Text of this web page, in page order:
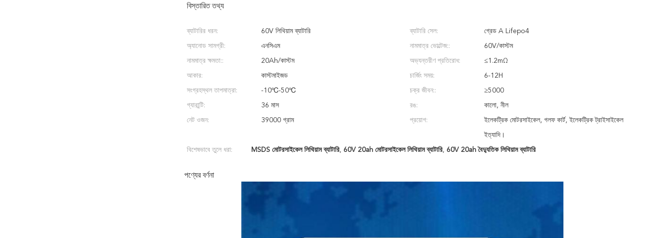
বিস্তারিত তথ্য
ব্যাটারির ধরন: 60V লিথিয়াম ব্যাটারি ব্যাটারি সেল: গ্রেড A Lifepo4
অ্যানোড সামগ্রী: এনসিএম নামমাত্র ভোল্টেজ:: 60V/কাস্টম
নামমাত্র ক্ষমতা:: 20Ah/কাস্টম অভ্যন্তরীণ প্রতিরোধ: ≤1.2mΩ
আকার: কাস্টমাইজড চার্জিং সময়: 6-12H
সংগ্রহস্থল তাপমাত্রা: -10℃-50℃ চক্র জীবন:: ≥5000
গ্যারান্টি: 36 মাস রঙ: কালো, নীল
নেট ওজন: 39000 গ্রাম প্রয়োগ: ইলেকট্রিক মোটরসাইকেল, গলফ কার্ট, ইলেকট্রিক ট্রাইসাইকেল
ইত্যাদি।
বিশেষভাবে তুলে ধরা: MSDS মোটরসাইকেল লিথিয়াম ব্যাটারি, 60V 20ah মোটরসাইকেল লিথিয়াম ব্যাটারি, 60V 20ah বৈদ্যুতিক লিথিয়াম ব্যাটারি
পণ্যের বর্ণনা